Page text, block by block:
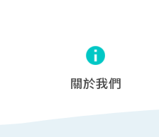
關於我們